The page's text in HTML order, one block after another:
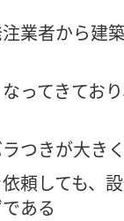
業者から建
ってきてお
つきが大き
頼しても、
ある